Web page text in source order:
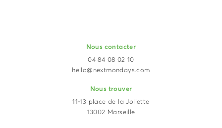
Nous contacter
04 84 08 02 10
hello@nextmondays.com
Nous trouver
11-13 place de la Joliette
13002 Marseille